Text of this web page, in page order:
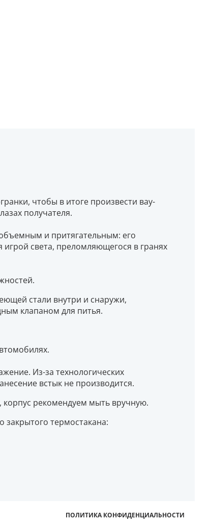
чтобы в итоге произвести вау-
получателя.
и притягательным: его
света, преломляющегося в гранях
стали внутри и снаружи,
клапаном для питья.
Из-за технологических
встык не производится.
рекомендуем мыть вручную.
термостакана:
ПОЛИТИКА КОНФИДЕНЦИАЛЬНОСТИ